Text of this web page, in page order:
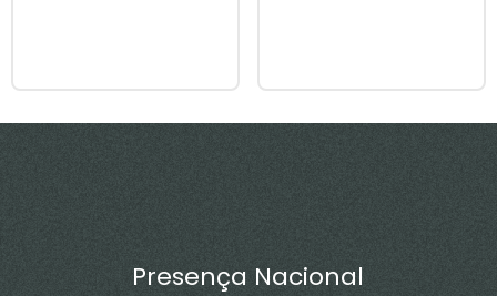
Presença Nacional